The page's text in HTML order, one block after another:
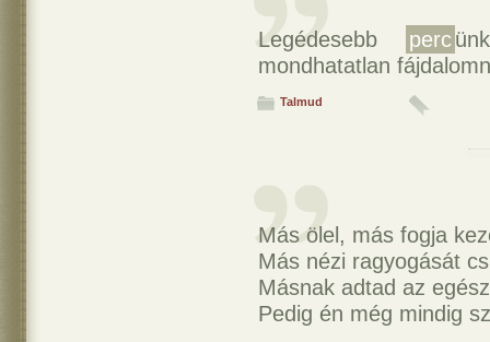
Legédesebb perc
mondhatatlan
Talmud
Más ölel, más fogja
Más nézi ragyogását
Másnak adtad az
Pedig én még mindig